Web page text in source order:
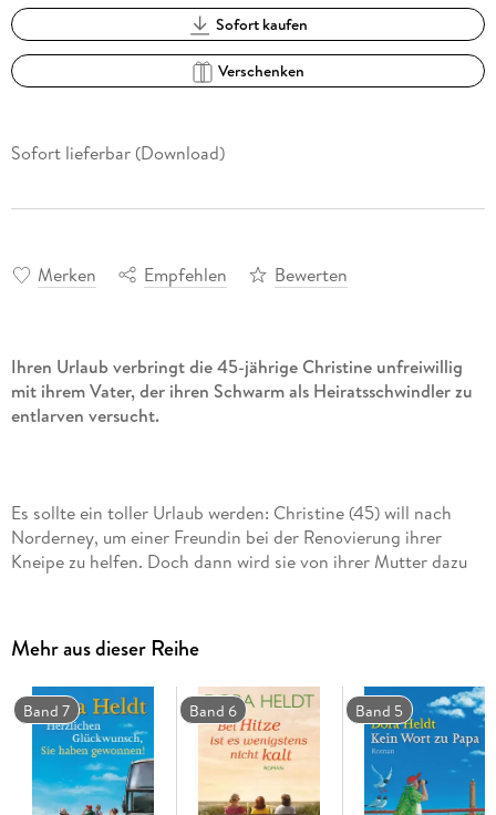
Sofort kaufen
Verschenken
Sofort lieferbar (Download)
Merken Empfehlen Bewerten
Ihren Urlaub verbringt die 45-jährige Christine unfreiwillig
mit ihrem Vater, der ihren Schwarm als Heiratsschwindler zu
entlarven versucht.
Es sollte ein toller Urlaub werden: Christine (45) will nach
Norderney, um einer Freundin bei der Renovierung ihrer
Kneipe zu helfen. Doch dann wird sie von ihrer Mutter dazu
Baustelle. Es kommt für Christine aber noch schlimmer, als
Papa erfährt, dass auf der Insel nach einem
Heiratsschwindler gefahndet wird. Für Heinz ist klar: Das
muss Johann sein, der mysteriöse Pensionsgast, der
Christines Herz Kapriolen schlagen lässt. Mithilfe von Papas
neuen Freunden - 72, 75, 63 Jahre alt - soll Johann zur
Strecke gebracht werden ...
Mehr aus dieser Reihe
Band 7 Band 6 Band 5